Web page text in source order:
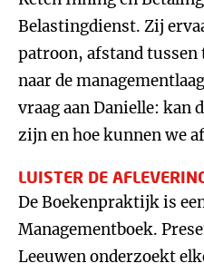
Belastingdienst. Zij
patroon, afstand tussen
naar de
vraag aan Danielle: kan
zijn en hoe kunnen we
LUISTER DE
De Boekenpraktijk is
Managementboek.
Leeuwen onderzoekt